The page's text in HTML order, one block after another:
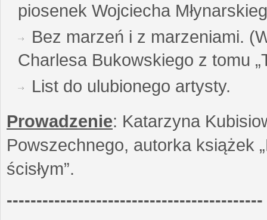
piosenek Wojciecha
Bez marzeń i z marzeniami.
Charlesa Bukowskiego z tomu
List do ulubionego artysty.
Prowadzenie: Katarzyna
Powszechnego, autorka książek
ścisłym”.
-------------------------------------------